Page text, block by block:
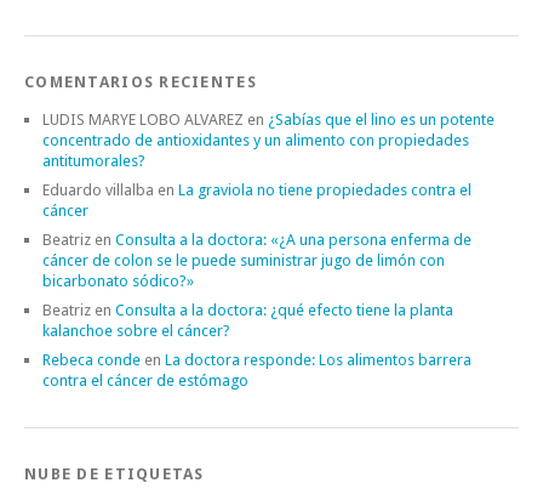
COMENTARIOS RECIENTES
LUDIS MARYE LOBO ALVAREZ en ¿Sabías que el lino es un potente
concentrado de antioxidantes y un alimento con propiedades
antitumorales?
Eduardo villalba en La graviola no tiene propiedades contra el
cáncer
Beatriz en Consulta a la doctora: «¿A una persona enferma de
cáncer de colon se le puede suministrar jugo de limón con
bicarbonato sódico?»
Beatriz en Consulta a la doctora: ¿qué efecto tiene la planta
kalanchoe sobre el cáncer?
Rebeca conde en La doctora responde: Los alimentos barrera
contra el cáncer de estómago
NUBE DE ETIQUETAS